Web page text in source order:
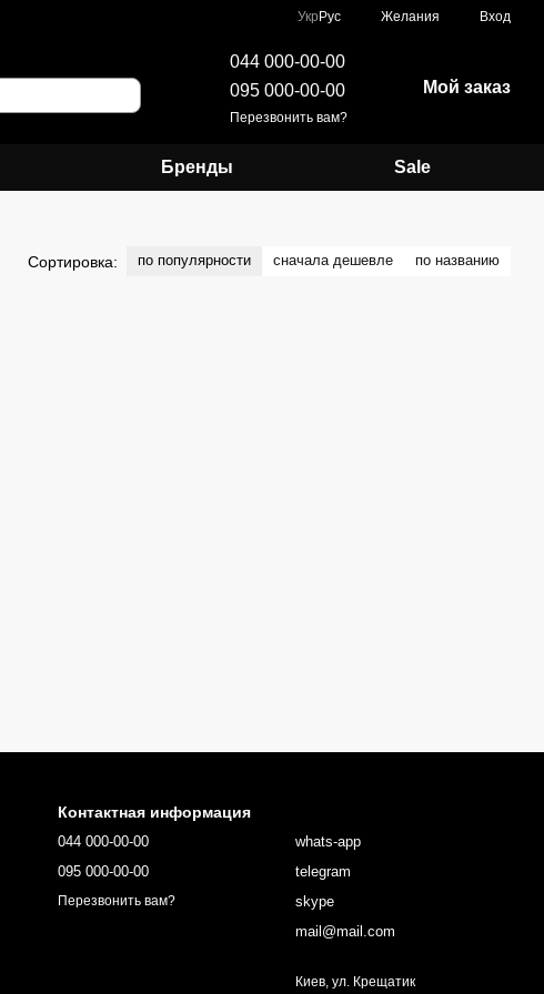
Укр Рус Желания Вход
044 000-00-00
095 000-00-00
Перезвонить вам?
Мой заказ
Бренды Sale
Сортировка: по популярности сначала дешевле по названию
Контактная информация
044 000-00-00
095 000-00-00
Перезвонить вам?
whats-app
telegram
skype
mail@mail.com
Киев, ул. Крещатик